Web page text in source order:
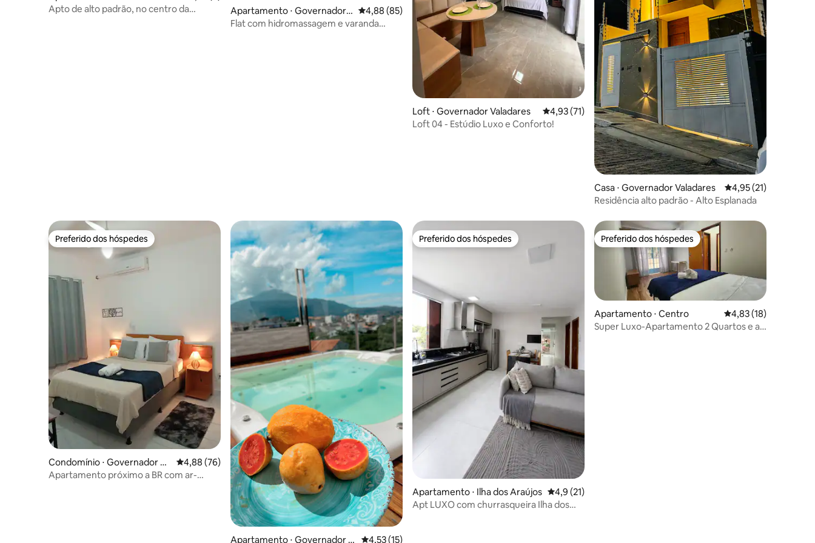
Apto de alto padrão, no centro da
Apartamento ⋅ Governador V
aladares
4,88 de uma avaliação média de 5, 85 avaliações
4,88 (85)
Flat com hidromassagem e varanda
Loft ⋅ Governador Valadares 4,93 de uma avaliação média de 5, 71 avaliações
4,93 (71)
Loft 04 - Estúdio Luxo e Conforto!
Casa ⋅ Governador Valadares 4,95 de uma
4,95 (21)
Residência alto padrão - Alto Esplanada
Preferido dos hóspedes
Preferido dos hóspedes
Condomínio ⋅ Governador Va
ladares
4,88 de uma avaliação média de 5, 76 avaliações
4,88 (76)
Apartamento próximo a BR com ar-
Apartamento ⋅ Governador V 4,53 de uma avaliação média de 5, 15 avaliações
4,53 (15)
Preferido dos hóspedes
Preferido dos hóspedes
Apartamento ⋅ Ilha dos Araújos 4,9 de uma avaliação média de 5, 21 avaliações
4,9 (21)
Apt LUXO com churrasqueira Ilha dos
Preferido dos hóspedes
Preferido dos hóspedes
Apartamento ⋅ Centro 4,83 de uma
4,83 (18)
Super Luxo-Apartamento 2 Quartos e ar